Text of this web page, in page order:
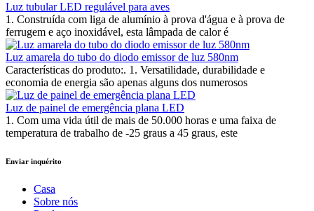
Luz tubular LED regulável para aves
1. Construída com liga de alumínio à prova d'água e à prova de
ferrugem e aço inoxidável, esta lâmpada de calor é
Luz amarela do tubo do diodo emissor de luz 580nm
Características do produto:. 1. Versatilidade, durabilidade e
economia de energia são apenas alguns dos numerosos
Luz de painel de emergência plana LED
1. Com uma vida útil de mais de 50.000 horas e uma faixa de
temperatura de trabalho de -25 graus a 45 graus, este
Enviar inquérito
Casa
Sobre nós